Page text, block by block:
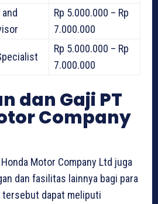
Rp 5.000.000 – Rp
7.000.000
Rp 5.000.000 – Rp
7.000.000
dan Gaji PT
Company
Motor Company Ltd juga
dan fasilitas lainnya bagi para
tersebut dapat meliputi